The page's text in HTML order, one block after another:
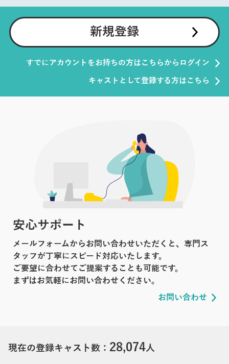
新規登録
すでにアカウントをお持ちの方はこちらからログイン
キャストとして登録する方はこちら
安心サポート
メールフォームからお問い合わせいただくと、専門ス
タッフが丁寧にスピード対応いたします。
ご要望に合わせてご提案することも可能です。
まずはお気軽にお問い合わせください。
お問い合わせ
現在の登録キャスト数： 28,074人